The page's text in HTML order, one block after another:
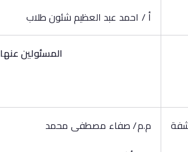
أ / احمد عبد العظيم شئون طلاب
المسئولين عنها
م.م/ صفاء مصطفى محمد